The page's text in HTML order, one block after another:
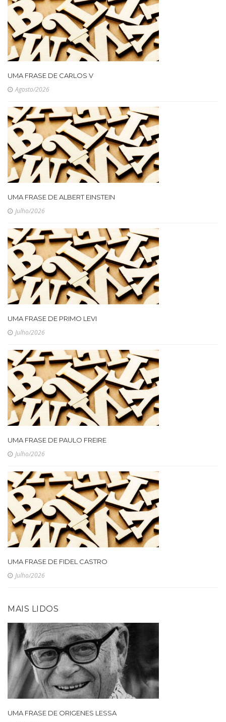
UMA FRASE DE CARLOS V
Agosto/2026
UMA FRASE DE ALBERT EINSTEIN
Julho/2026
UMA FRASE DE PRIMO LEVI
Julho/2026
UMA FRASE DE PAULO FREIRE
Julho/2026
UMA FRASE DE FIDEL CASTRO
Julho/2026
MAIS LIDOS
UMA FRASE DE ORIGENES LESSA